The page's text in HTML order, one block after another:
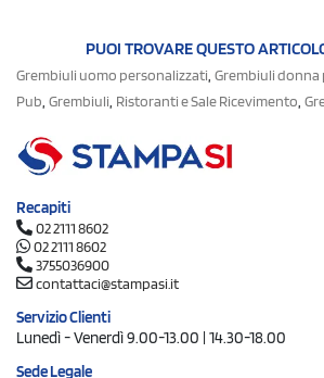
PUOI TROVARE QUESTO
Grembiuli uomo personalizzati, Grembiuli donna
Pub, Grembiuli, Ristoranti e Sale Ricevimento,
Recapiti
02 2111 8602
02 2111 8602
3755036900
contattaci@stampasi.it
Servizio Clienti
Lunedì - Venerdì 9.00-13.00 | 14.30-18.00
Sede Legale